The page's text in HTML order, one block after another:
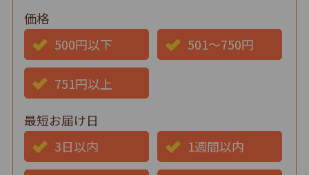
価格
500円以下
501～750円
751円以上
最短お届け日
3日以内
1週間以内